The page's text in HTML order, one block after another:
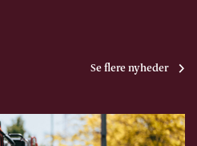
Se flere nyheder